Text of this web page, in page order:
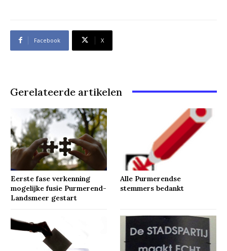
Facebook X
Gerelateerde artikelen
Eerste fase verkenning
mogelijke fusie Purmerend-
Landsmeer gestart
Alle Purmerendse
stemmers bedankt